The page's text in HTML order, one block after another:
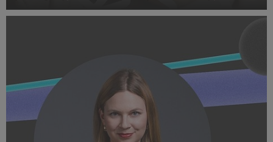
chorób rzadkich, zwrócenie uwagi na problemy pac...